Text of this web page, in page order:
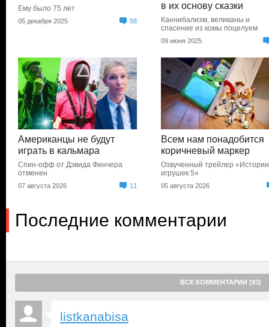
Ему было 75 лет
05 декабря 2025 58
в их основу сказки
Каннибализм, великаны и
спасение из комы поцелуем
09 июня 2025
Американцы не будут
играть в кальмара
Спин-офф от Дэвида Финчера
отменен
07 августа 2026 11
Всем нам понадобится
коричневый маркер
Озвученный трейлер «Истории
игрушек 5»
05 августа 2026
Последние комментарии
ВСЕ КОММЕНТАРИИ (93)
listkanabisa